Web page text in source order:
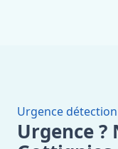
Urgence détection
Urgence ?